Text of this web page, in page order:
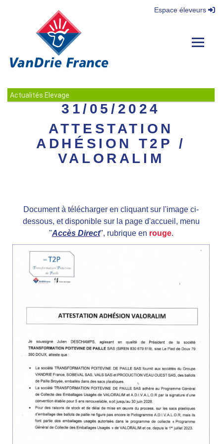
Espace éleveurs
Actualités Elevage
31/05/2024
ATTESTATION
ADHÉSION T2P /
VALORALIM
Document à télécharger en cliquant sur l'image ci-
dessous, et disponible sur la page d'accueil, menu
"Accès Direct", rubrique en rouge.